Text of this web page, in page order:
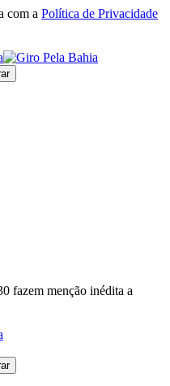
com a Política de Privacidade
fazem menção inédita a